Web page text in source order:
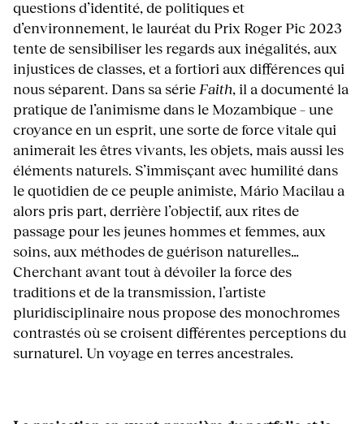
questions d’identité, de politiques et
d’environnement, le lauréat du Prix Roger Pic 2023
tente de sensibiliser les regards aux inégalités, aux
injustices de classes, et a fortiori aux différences qui
nous séparent. Dans sa série Faith, il a documenté la
pratique de l’animisme dans le Mozambique – une
croyance en un esprit, une sorte de force vitale qui
animerait les êtres vivants, les objets, mais aussi les
éléments naturels. S’immisçant avec humilité dans
le quotidien de ce peuple animiste, Mário Macilau a
alors pris part, derrière l’objectif, aux rites de
passage pour les jeunes hommes et femmes, aux
soins, aux méthodes de guérison naturelles…
Cherchant avant tout à dévoiler la force des
traditions et de la transmission, l’artiste
pluridisciplinaire nous propose des monochromes
contrastés où se croisent différentes perceptions du
surnaturel. Un voyage en terres ancestrales.